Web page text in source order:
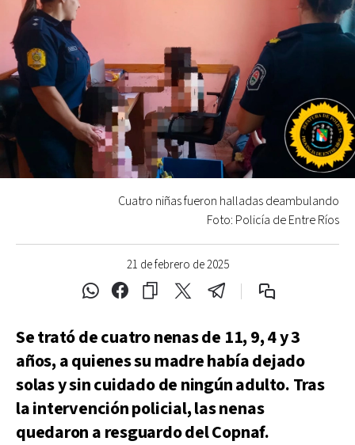
21 de febrero de 2025
Cuatro niñas fueron halladas deambulando
Foto: Policía de Entre Ríos
Se trató de cuatro nenas de 11, 9, 4 y 3
años, a quienes su madre había dejado
solas y sin cuidado de ningún adulto. Tras
la intervención policial, las nenas
quedaron a resguardo del Copnaf.